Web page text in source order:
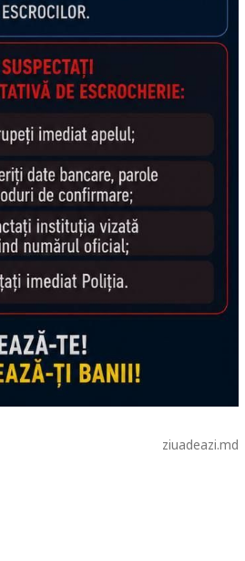
ziuadeazi.md